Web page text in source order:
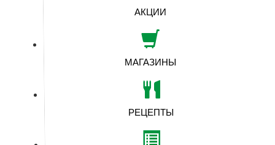
АКЦИИ
МАГАЗИНЫ
РЕЦЕПТЫ